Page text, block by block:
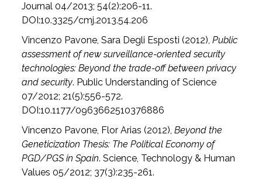
Journal 04/2013; 54(2):206-11.
DOI:10.3325/cmj.2013.54.206
Vincenzo Pavone, Sara Degli Esposti (2012),Public
assessment of new surveillance-oriented security
technologies: Beyond the trade-off between privacy
and security. Public Understanding of Science
07/2012; 21(5):556-572.
DOI:10.1177/0963662510376886
Vincenzo Pavone, Flor Arias (2012),Beyond the
Geneticization Thesis: The Political Economy of
PGD/PGS in Spain. Science, Technology & Human
Values 05/2012; 37(3):235-261.